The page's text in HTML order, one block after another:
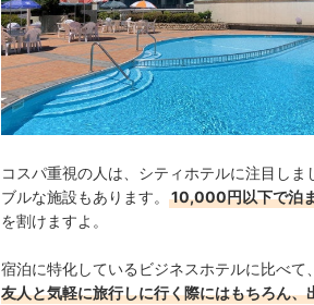
コスパ重視の人は、シティホテルに注目し
ブルな施設もあります。
10,000円以下で泊
を割けますよ。
宿泊に特化しているビジネスホテルに比べて
友人と気軽に旅行しに行く際にはもちろん、